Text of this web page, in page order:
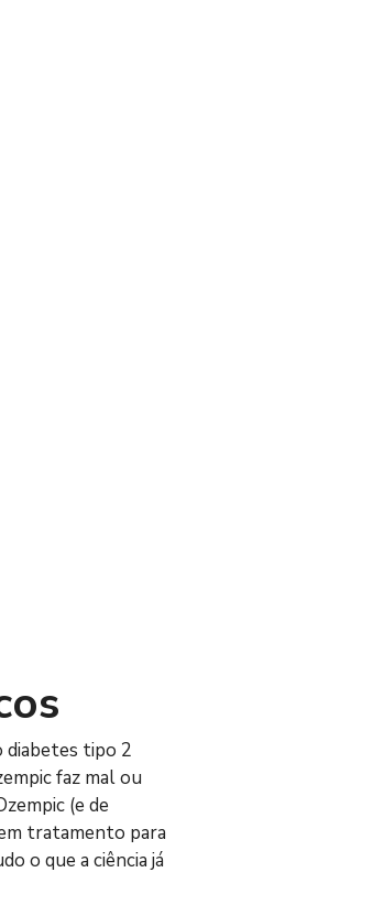
diabetes tipo 2
faz mal ou
(e de
tratamento para
o que a ciência já